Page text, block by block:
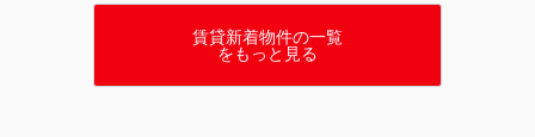
賃貸新着物件の一覧
をもっと見る